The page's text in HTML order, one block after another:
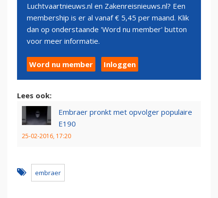
Luchtvaartnieuws.nl en Zakenreisnieuws.nl? Een
membership is er al vanaf € 5,45 per maand. Klik
dan op onderstaande 'Word nu member' button
voor meer informatie.
Word nu member Inloggen
Lees ook:
Embraer pronkt met opvolger populaire
E190
25-02-2016, 17:20
embraer